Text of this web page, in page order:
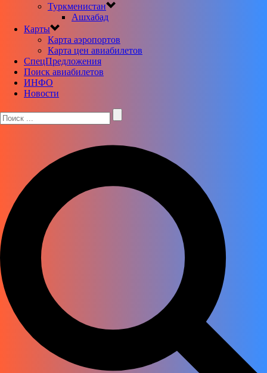
Туркменистан
Ашхабад
Карты
Карта аэропортов
Карта цен авиабилетов
CпецПредложения
Поиск авиабилетов
ИНФО
Новости